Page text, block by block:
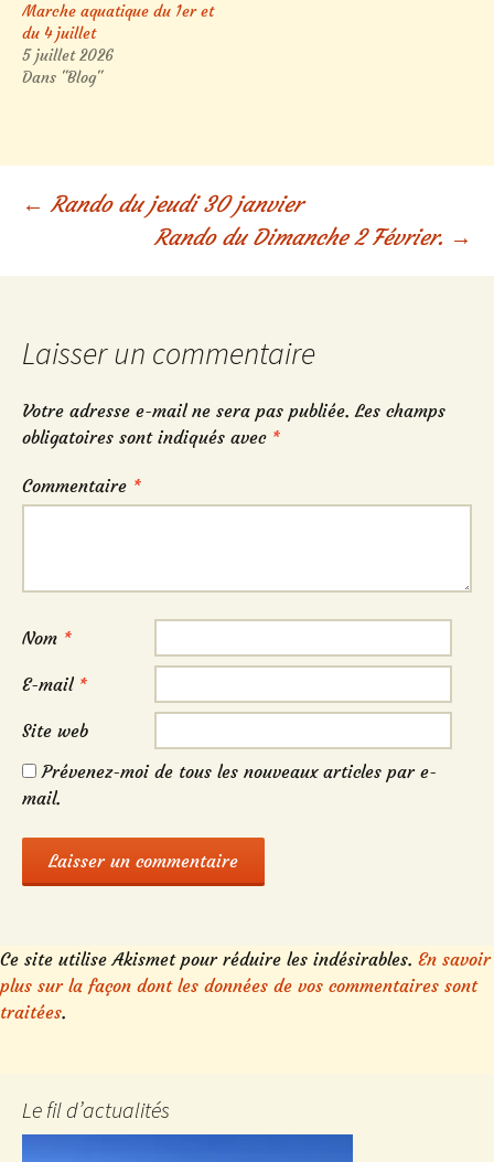
Marche aquatique du 1er et
du 4 juillet
5 juillet 2026
Dans "Blog"
Navigation
des
articles
← Rando du jeudi 30 janvier
Rando du Dimanche 2 Février. →
Laisser un commentaire
Votre adresse e-mail ne sera pas publiée. Les champs
obligatoires sont indiqués avec *
Commentaire *
Nom *
E-mail *
Site web
Prévenez-moi de tous les nouveaux articles par e-
mail.
Ce site utilise Akismet pour réduire les indésirables. En savoir
plus sur la façon dont les données de vos commentaires sont
traitées.
Le fil d’actualités